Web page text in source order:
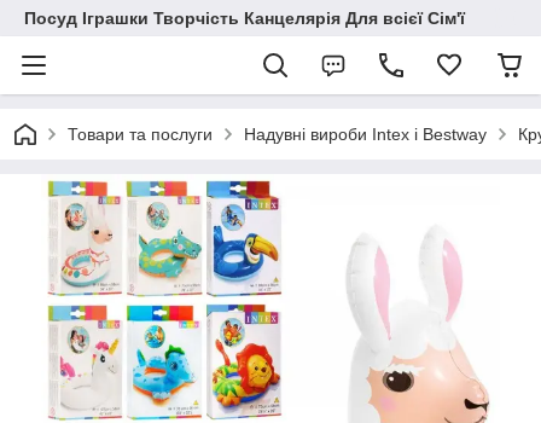
Посуд Іграшки Творчість Канцелярія Для всієї Сім'ї
Товари та послуги Надувні вироби Intex і Bestway